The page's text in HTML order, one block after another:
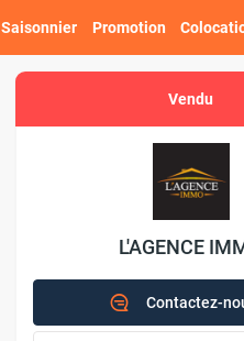
Saisonnier Promotion
Vendu
L'AGENCE
Contactez-